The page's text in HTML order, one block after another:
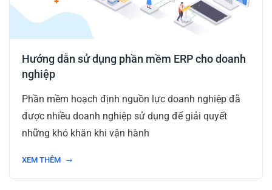
Hướng dẫn sử dụng phần mềm ERP cho doanh
nghiệp
Phần mềm hoạch định nguồn lực doanh nghiệp đã
được nhiều doanh nghiệp sử dụng để giải quyết
những khó khăn khi vận hành
XEM THÊM